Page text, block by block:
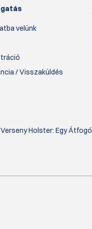
velünk
/ Visszaküldés
Verseny Holster: Egy Átfogó